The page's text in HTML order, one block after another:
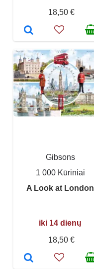
18,50 €
Gibsons
1 000 Kūriniai
A Look at London
iki 14 dienų
18,50 €